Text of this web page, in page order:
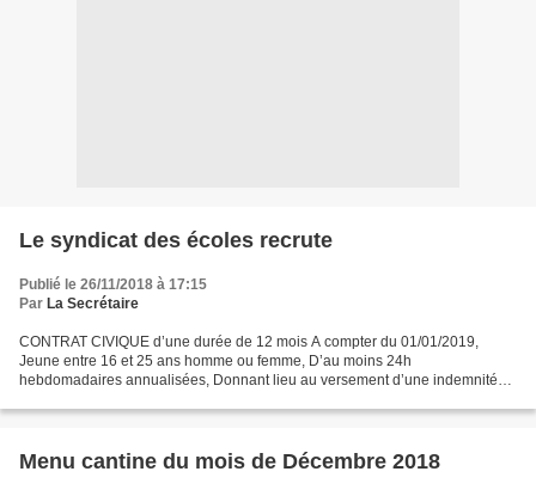
Le syndicat des écoles recrute
Publié le 26/11/2018 à 17:15
Par La Secrétaire
CONTRAT CIVIQUE d’une durée de 12 mois A compter du 01/01/2019,
Jeune entre 16 et 25 ans homme ou femme, D’au moins 24h
hebdomadaires annualisées, Donnant lieu au versement d’une indemnité
Menu cantine du mois de Décembre 2018